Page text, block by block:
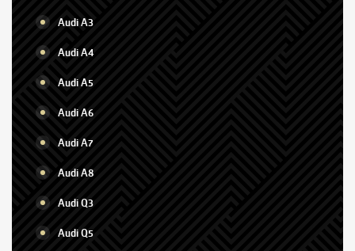
Audi A3
Audi A4
Audi A5
Audi A6
Audi A7
Audi A8
Audi Q3
Audi Q5